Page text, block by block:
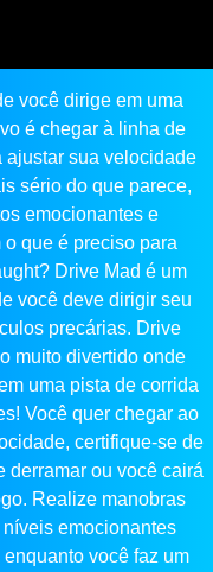
você dirige em uma
é chegar à linha de
ajustar sua velocidade
sério do que parece,
emocionantes e
o que é preciso para
Drive Mad é um
você deve dirigir seu
precárias. Drive
muito divertido onde
uma pista de corrida
Você quer chegar ao
certifique-se de
derramar ou você cairá
Realize manobras
emocionantes
você faz um